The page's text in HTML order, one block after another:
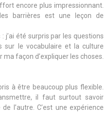
encore plus impressionnant.
barrières est une leçon de
j’ai été surpris par les questions
sur le vocabulaire et la culture
façon d’expliquer les choses.
à être beaucoup plus flexible.
il faut surtout savoir
l’autre. C’est une expérience